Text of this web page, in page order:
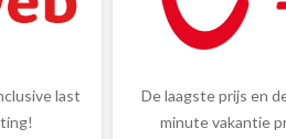
last
De laagste prijs en
minute vakantie